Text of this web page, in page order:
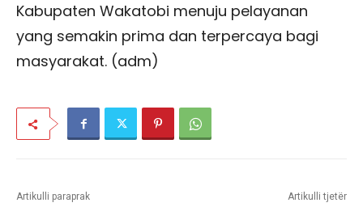
Kabupaten Wakatobi menuju pelayanan
yang semakin prima dan terpercaya bagi
masyarakat. (adm)
Artikulli paraprak Artikulli tjetër